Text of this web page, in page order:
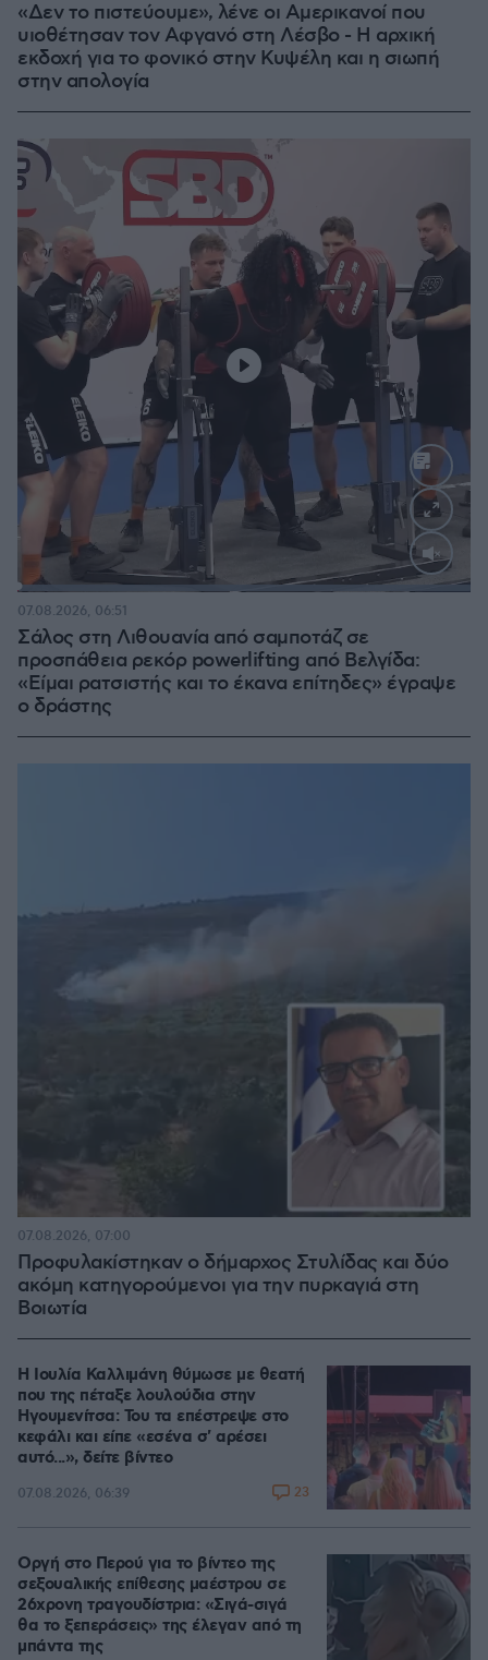
«Δεν το πιστεύουμε», λένε οι Αμερικανοί που
υιοθέτησαν τον Αφγανό στη Λέσβο - Η αρχική
εκδοχή για το φονικό στην Κυψέλη και η σιωπή
στην απολογία
Loaded:
Σάλος στη Λιθουανία από σαμποτάζ σε
προσπάθεια ρεκόρ powerlifting από Βελγίδα:
«Είμαι ρατσιστής και το έκανα επίτηδες» έγραψε
ο δράστης
07.08.2026, 06:51
Προφυλακίστηκαν ο δήμαρχος Στυλίδας και δύο
ακόμη κατηγορούμενοι για την πυρκαγιά στη
Βοιωτία
07.08.2026, 07:00
Η Ιουλία Καλλιμάνη θύμωσε με θεατή
που της πέταξε λουλούδια στην
Ηγουμενίτσα: Του τα επέστρεψε στο
κεφάλι και είπε «εσένα σ' αρέσει
αυτό...», δείτε βίντεο
07.08.2026, 06:39 23
Οργή στο Περού για το βίντεο της
σεξουαλικής επίθεσης μαέστρου σε
26χρονη τραγουδίστρια: «Σιγά-σιγά
θα το ξεπεράσεις» της έλεγαν από τη
μπάντα της